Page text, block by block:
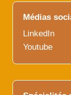
Médias
LinkedIn
Youtube